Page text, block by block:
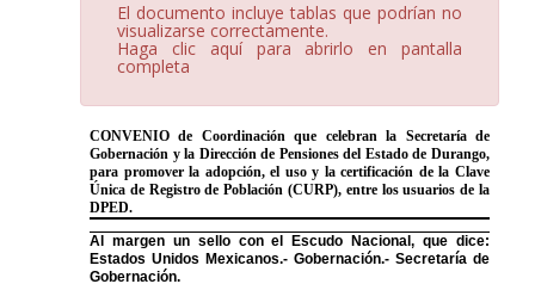
El documento incluye tablas que podrían no
visualizarse correctamente.
Haga clic aquí para abrirlo en pantalla
completa